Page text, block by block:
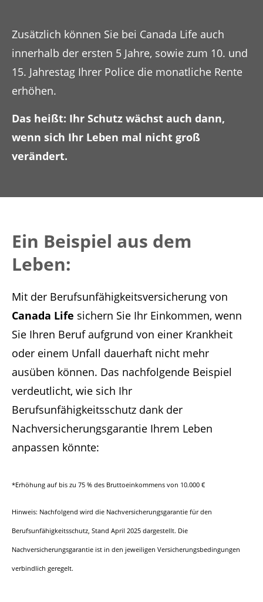
Zusätzlich können Sie bei Canada Life auch
innerhalb der ersten 5 Jahre, sowie zum 10. und
15. Jahrestag Ihrer Police die monatliche Rente
erhöhen.
Das heißt: Ihr Schutz wächst auch dann,
wenn sich Ihr Leben mal nicht groß
verändert.
Ein Beispiel aus dem
Leben:
Mit der Berufsunfähigkeitsversicherung von
Canada Life sichern Sie Ihr Einkommen, wenn
Sie Ihren Beruf aufgrund von einer Krankheit
oder einem Unfall dauerhaft nicht mehr
ausüben können. Das nachfolgende Beispiel
verdeutlicht, wie sich Ihr
Berufsunfähigkeitsschutz dank der
Nachversicherungsgarantie Ihrem Leben
anpassen könnte:
*Erhöhung auf bis zu 75 % des Bruttoeinkommens von 10.000 €
Hinweis: Nachfolgend wird die Nachversicherungsgarantie für den
Berufsunfähigkeitsschutz, Stand April 2025 dargestellt. Die
Nachversicherungsgarantie ist in den jeweiligen Versicherungsbedingungen
verbindlich geregelt.